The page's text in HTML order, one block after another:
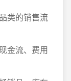
类的销售流
金流、费用